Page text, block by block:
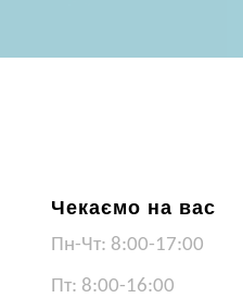
Чекаємо на вас
Пн-Чт: 8:00-17:00
Пт: 8:00-16:00